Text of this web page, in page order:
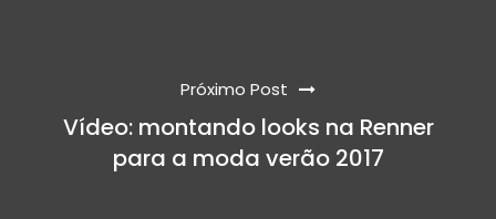
Próximo Post
Vídeo: montando looks na Renner
para a moda verão 2017